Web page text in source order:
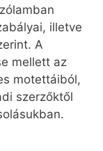
illetve
A
mellett az
motettáiból,
szerzőktől